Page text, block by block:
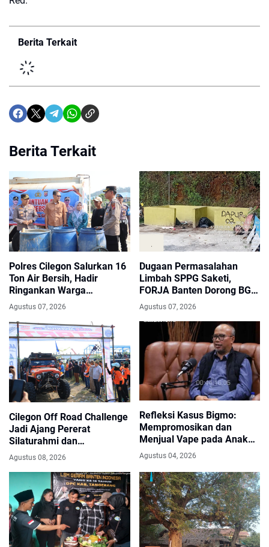
Berita Terkait
Berita Terkait
Polres Cilegon Salurkan 16
Ton Air Bersih, Hadir
Ringankan Warga
Pulomerak di Tengah
Agustus 07, 2026
Dugaan Permasalahan
Limbah SPPG Saketi,
FORJA Banten Dorong BGN
Lakukan Audit dan Evaluasi
Agustus 07, 2026
Cilegon Off Road Challenge
Jadi Ajang Pererat
Silaturahmi dan
Kebersamaan
Agustus 08, 2026
Refleksi Kasus Bigmo:
Mempromosikan dan
Menjual Vape pada Anak
adalah Kriminal
Agustus 04, 2026